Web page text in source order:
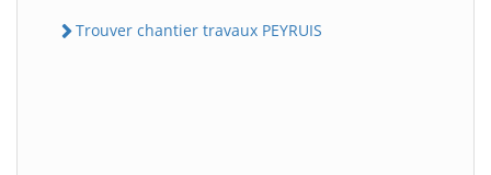
Trouver chantier travaux PEYRUIS